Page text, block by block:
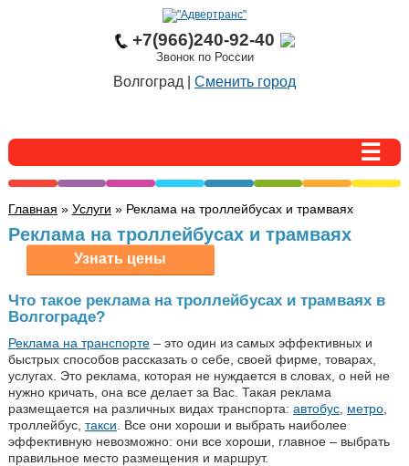
+7(966)240-92-40
Звонок по России
Волгоград | Сменить город
Главная » Услуги » Реклама на троллейбусах и трамваях
Реклама на троллейбусах и трамваях
Что такое реклама на троллейбусах и трамваях в
Волгограде?
Реклама на транспорте– это один из самых эффективных и
быстрых способов рассказать о себе, своей фирме, товарах,
услугах. Это реклама, которая не нуждается в словах, о ней не
нужно кричать, она все делает за Вас. Такая реклама
размещается на различных видах транспорта: автобус, метро,
троллейбус, такси . Все они хороши и выбрать наиболее
эффективную невозможно: они все хороши, главное – выбрать
правильное место размещения и маршрут.